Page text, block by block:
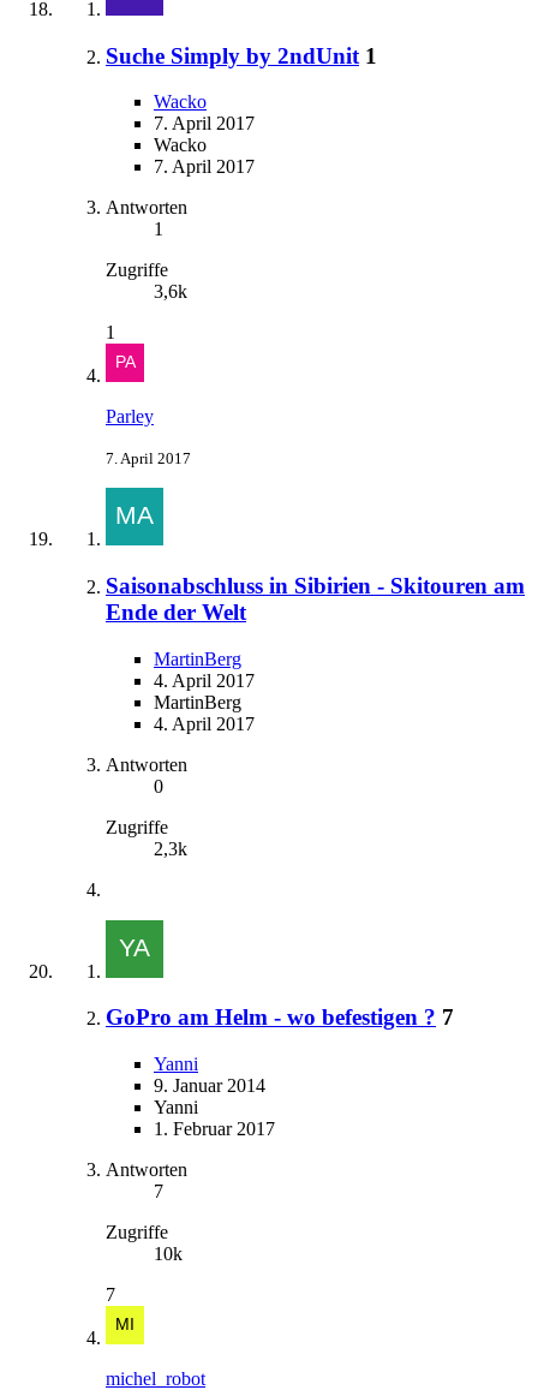
Suche Simply by 2ndUnit 1
Wacko
7. April 2017
Wacko
7. April 2017
Antworten
1
Zugriffe
3,6k
1
Parley
7. April 2017
Saisonabschluss in Sibirien - Skitouren am
Ende der Welt
MartinBerg
4. April 2017
MartinBerg
4. April 2017
Antworten
0
Zugriffe
2,3k
GoPro am Helm - wo befestigen ? 7
Yanni
9. Januar 2014
Yanni
1. Februar 2017
Antworten
7
Zugriffe
10k
7
michel_robot